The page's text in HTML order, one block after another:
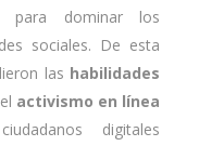
para dominar los
sociales. De esta
las habilidades
activismo en línea
digitales